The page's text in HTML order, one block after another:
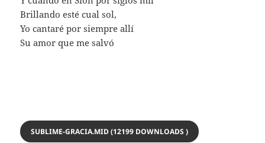
Brillando esté cual sol,
Yo cantaré por siempre allí
Su amor que me salvó
SUBLIME-GRACIA.MID (12199 DOWNLOADS )